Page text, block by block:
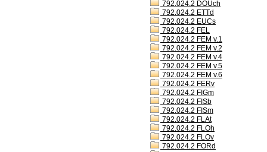
792.024.2 DOUch
792.024.2 ETTd
792.024.2 EUCs
792.024.2 FEL
792.024.2 FEM v.1
792.024.2 FEM v.2
792.024.2 FEM v.4
792.024.2 FEM v.5
792.024.2 FEM v.6
792.024.2 FERv
792.024.2 FIGm
792.024.2 FISb
792.024.2 FISm
792.024.2 FLAt
792.024.2 FLOh
792.024.2 FLOv
792.024.2 FORd